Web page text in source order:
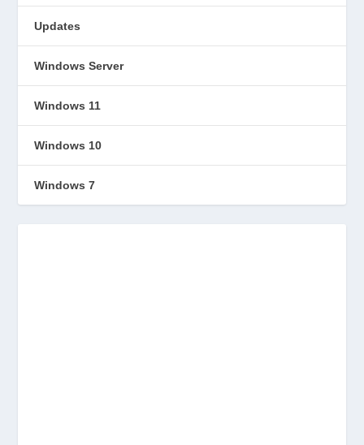
Updates
Windows Server
Windows 11
Windows 10
Windows 7